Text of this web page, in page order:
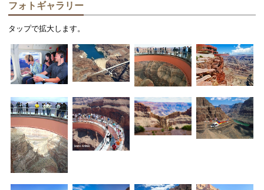
フォトギャラリー
タップで拡大します。